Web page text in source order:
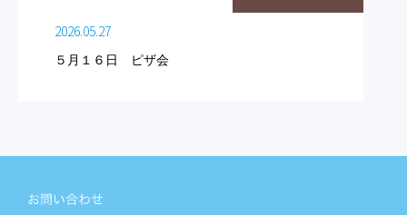
2026.05.27
５月１６日 ピザ会